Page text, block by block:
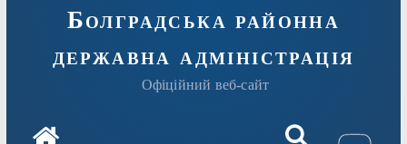
Болградська районна
державна адміністрація
Офіційний веб-сайт